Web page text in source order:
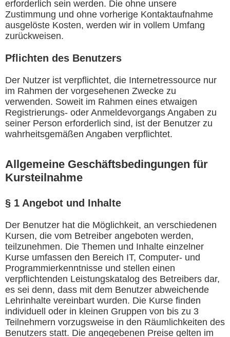
erforderlich sein werden. Die ohne unsere
Zustimmung und ohne vorherige Kontaktaufnahme
ausgelöste Kosten, werden wir in vollem Umfang
zurückweisen.
Pflichten des Benutzers
Der Nutzer ist verpflichtet, die Internetressource nur
im Rahmen der vorgesehenen Zwecke zu
verwenden. Soweit im Rahmen eines etwaigen
Registrierungs- oder Anmeldevorgangs Angaben zu
seiner Person erforderlich sind, ist der Benutzer zu
wahrheitsgemäßen Angaben verpflichtet.
Allgemeine Geschäftsbedingungen für
Kursteilnahme
§ 1 Angebot und Inhalte
Der Benutzer hat die Möglichkeit, an verschiedenen
Kursen, die vom Betreiber angeboten werden,
teilzunehmen. Die Themen und Inhalte einzelner
Kurse umfassen den Bereich IT, Computer- und
Programmierkenntnisse und stellen einen
verpflichtenden Leistungskatalog des Betreibers dar,
es sei denn, dass mit dem Benutzer abweichende
Lehrinhalte vereinbart wurden. Die Kurse finden
individuell oder in kleinen Gruppen von bis zu 3
Teilnehmern vorzugsweise in den Räumlichkeiten des
Benutzers statt. Die angegebenen Preise gelten im